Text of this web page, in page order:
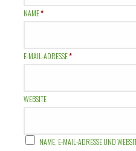
NAME*
E-MAIL-ADRESSE*
WEBSITE
NAME, E-MAIL-ADRESSE UND